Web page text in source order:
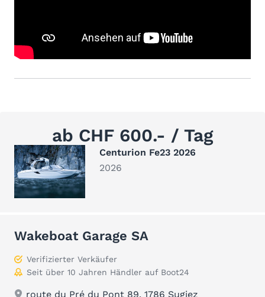
ab CHF 600.- / Tag
Centurion Fe23 2026
2026
Wakeboat Garage SA
Verifizierter Verkäufer
Seit über 10 Jahren Händler auf Boot24
route du Pré du Pont 89, 1786 Sugiez